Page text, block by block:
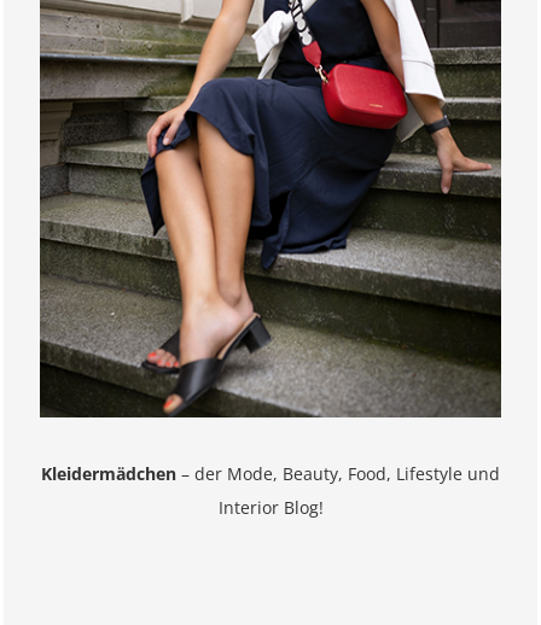
Kleidermädchen – der Mode, Beauty, Food, Lifestyle und
Interior Blog!